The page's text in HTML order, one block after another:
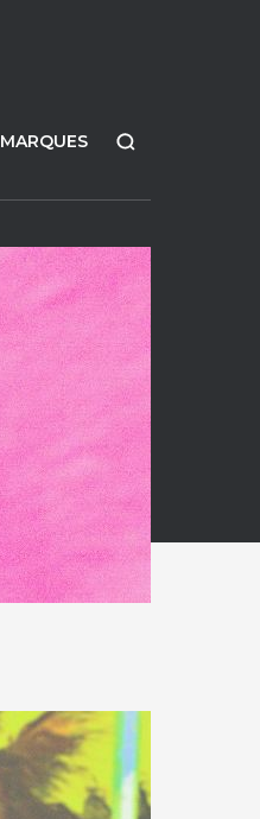
MARQUES